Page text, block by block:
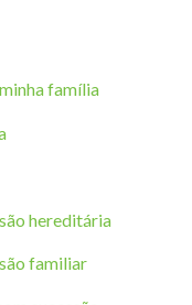
família
hereditária
familiar